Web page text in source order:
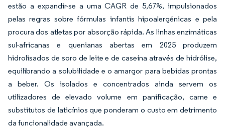
estão a expandir-se a uma CAGR de 5,67%, impulsionados
pelas regras sobre fórmulas infantis hipoalergénicas e pela
procura dos atletas por absorção rápida. As linhas enzimáticas
sul-africanas e quenianas abertas em 2025 produzem
hidrolisados de soro de leite e de caseína através de hidrólise,
equilibrando a solubilidade e o amargor para bebidas prontas
a beber. Os isolados e concentrados ainda servem os
utilizadores de elevado volume em panificação, carne e
substitutos de laticínios que ponderam o custo em detrimento
da funcionalidade avançada.